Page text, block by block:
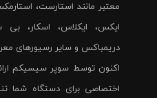
معتبر مانند استارست،
ایکس، ایکلاس، اسکار، بی
دریمباکس و سایر رسیورهای
اکنون توسط سوپر سیسیکم
اختصاصی برای دستگاه شما